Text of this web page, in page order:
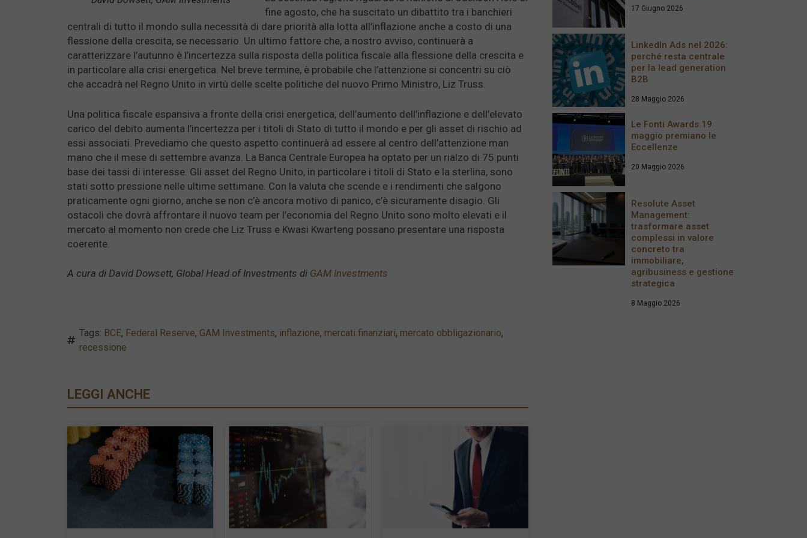
fine agosto, che ha suscitato un dibattito tra i banchieri
centrali di tutto il mondo sulla necessità di dare priorità alla lotta all’inflazione anche a costo di una
flessione della crescita, se necessario. Un ultimo fattore che, a nostro avviso, continuerà a
caratterizzare l’autunno è l’incertezza sulla risposta della politica fiscale alla flessione della crescita e
in particolare alla crisi energetica. Nel breve termine, è probabile che l’attenzione si concentri su ciò
che accadrà nel Regno Unito in virtù delle scelte politiche del nuovo Primo Ministro, Liz Truss.
Una politica fiscale espansiva a fronte della crisi energetica, dell’aumento dell’inflazione e dell’elevato
carico del debito aumenta l’incertezza per i titoli di Stato di tutto il mondo e per gli asset di rischio ad
essi associati. Prevediamo che questo aspetto continuerà ad essere al centro dell’attenzione man
mano che il mese di settembre avanza. La Banca Centrale Europea ha optato per un rialzo di 75 punti
base dei tassi di interesse. Gli asset del Regno Unito, in particolare i titoli di Stato e la sterlina, sono
stati sotto pressione nelle ultime settimane. Con la valuta che scende e i rendimenti che salgono
praticamente ogni giorno, anche se non c’è ancora motivo di panico, c’è sicuramente disagio. Gli
ostacoli che dovrà affrontare il nuovo team per l’economia del Regno Unito sono molto elevati e il
mercato al momento non crede che Liz Truss e Kwasi Kwarteng possano presentare una risposta
coerente.
A cura di David Dowsett, Global Head of Investments di GAM Investments
Tags: BCE, Federal Reserve, GAM Investments, inflazione, mercati finanziari, mercato obbligazionario,
recessione
LEGGI ANCHE
17 Giugno 2026
LinkedIn Ads nel 2026:
perché resta centrale
per la lead generation
B2B
28 Maggio 2026
Le Fonti Awards 19
maggio premiano le
Eccellenze
20 Maggio 2026
Resolute Asset
Management:
trasformare asset
complessi in valore
concreto tra
immobiliare,
agribusiness e gestione
strategica
8 Maggio 2026